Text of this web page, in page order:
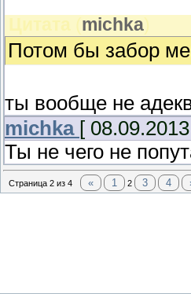
Цитата (michka)
Потом бы забор
ты вообще не
michka [
Ты не чего не
Страница 2 из 4 « 1 2 3 4